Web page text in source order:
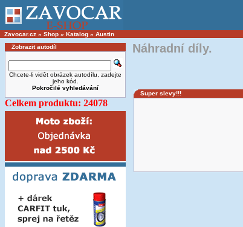
Zavocar.cz » Shop » Katalog » Austin
Zobrazit autodíl
Chcete-li vidět obrázek autodílu, zadejte
jeho kód.
Pokročilé vyhledávání
Celkem produktu: 24078
Náhradní díly.
Super slevy!!!